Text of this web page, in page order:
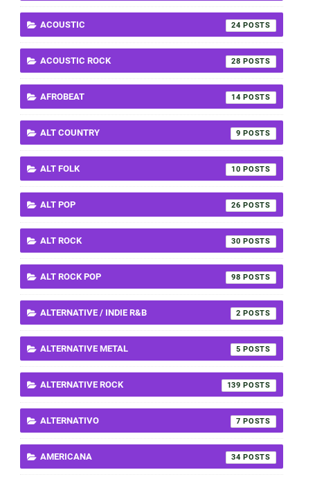
ACOUSTIC 24
ACOUSTIC ROCK 28
AFROBEAT 14
ALT COUNTRY 9
ALT FOLK 10
ALT POP 26
ALT ROCK 30
ALT ROCK POP 98
ALTERNATIVE / INDIE R&B 2
ALTERNATIVE METAL 5
ALTERNATIVE ROCK 139
ALTERNATIVO 7
AMERICANA 34